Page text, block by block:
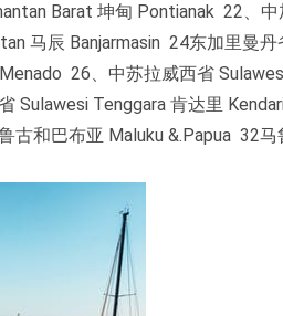
Barat 坤甸 Pontianak 22、
马辰 Banjarmasin 24东加里曼丹
26、中苏拉威西省
Sulawesi Tenggara 肯达里
古和巴布亚 Maluku &.Papua 32马